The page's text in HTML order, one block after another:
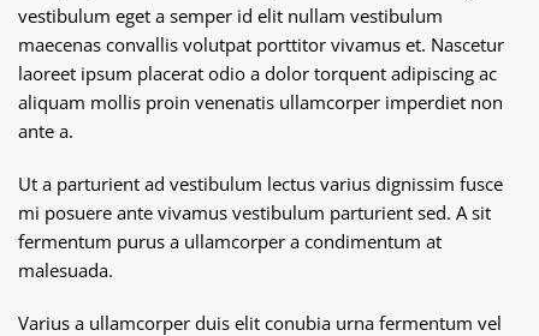
vestibulum eget a semper id elit nullam vestibulum
maecenas convallis volutpat porttitor vivamus et. Nascetur
laoreet ipsum placerat odio a dolor torquent adipiscing ac
aliquam mollis proin venenatis ullamcorper imperdiet non
ante a.
Ut a parturient ad vestibulum lectus varius dignissim fusce
mi posuere ante vivamus vestibulum parturient sed. A sit
fermentum purus a ullamcorper a condimentum at
malesuada.
Varius a ullamcorper duis elit conubia urna fermentum vel